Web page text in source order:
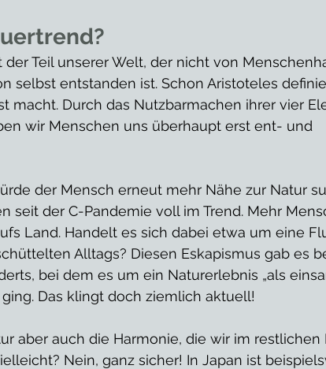
Teil unserer Welt, der nicht von
selbst entstanden ist. Schon Aristoteles
macht. Durch das Nutzbarmachen ihrer vier
wir Menschen uns überhaupt erst ent- und
der Mensch erneut mehr Nähe zur Natur
seit der C-Pandemie voll im Trend. Mehr
Land. Handelt es sich dabei etwa um eine
Alltags? Diesen Eskapismus gab es
bei dem es um ein Naturerlebnis „als
Das klingt doch ziemlich aktuell!
aber auch die Harmonie, die wir im restlichen
Nein, ganz sicher! In Japan ist